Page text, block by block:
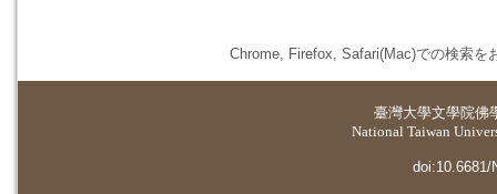
Chrome, Firefox, Safari(Mac)での検索を
臺灣大學文學院佛
National Taiwan
doi:10.6681/